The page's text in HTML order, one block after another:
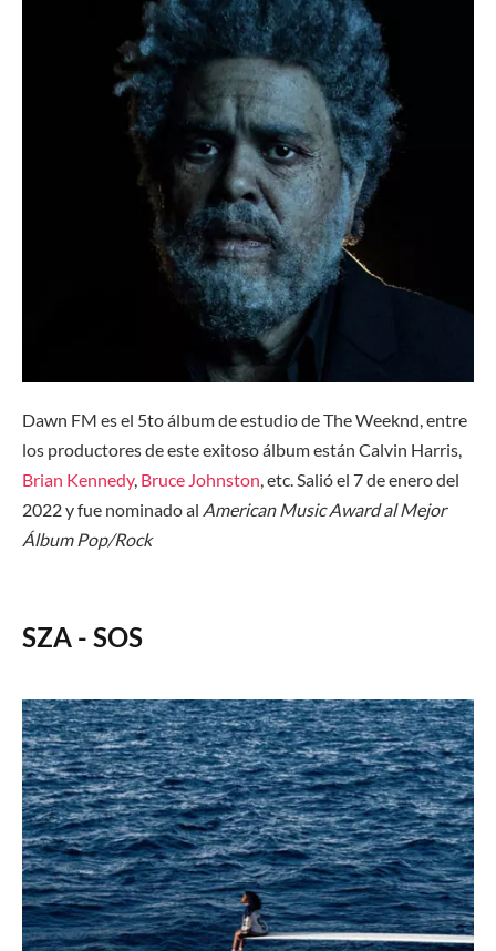
Dawn FM es el 5to álbum de estudio de The Weeknd, entre
los productores de este exitoso álbum están Calvin Harris,
Brian Kennedy, Bruce Johnston, etc. Salió el 7 de enero del
2022 y fue nominado al American Music Award al Mejor
Álbum Pop/Rock
SZA - SOS